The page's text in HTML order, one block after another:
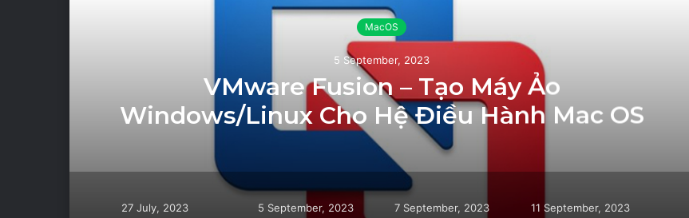
MacOS
5 September, 2023
VMware Fusion – Tạo Máy Ảo
Windows/Linux Cho Hệ Điều Hành Mac OS
27 July, 2023 5 September, 2023 7 September, 2023 11 September, 2023